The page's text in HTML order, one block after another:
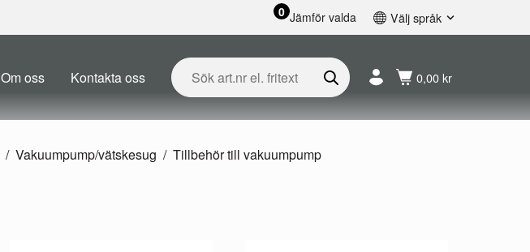
0 Jämför valda Välj språk
Français
Nederlands
Om oss Kontakta oss 0,00 kr
Vakuumpump/vätskesug Tillbehör till vakuumpump